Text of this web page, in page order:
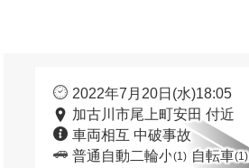
2022年7月20日(水)18:05
加古川市尾上町安田 付近
車両相互 中破事故
普通自動二輪小(1) 自転車(1)